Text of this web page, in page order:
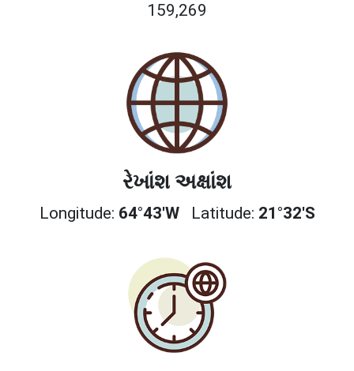
159,269
રેખાંશ અક્ષાંશ
Longitude: 64°43'W Latitude: 21°32'S